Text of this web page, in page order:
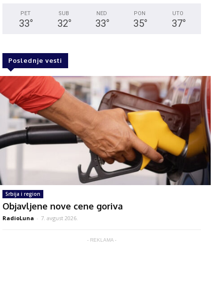
PET
33°
SUB
32°
NED
33°
PON
35°
UTO
37°
Poslednje vesti
Srbija i region
Objavljene nove cene goriva
RadioLuna - 7. avgust 2026.
- REKLAMA -